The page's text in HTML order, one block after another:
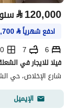
⃁120,000
ادفع شهرياً⃁
6
7
فيلا للايجار في
شارع الإخلاص، حي
الإيميل